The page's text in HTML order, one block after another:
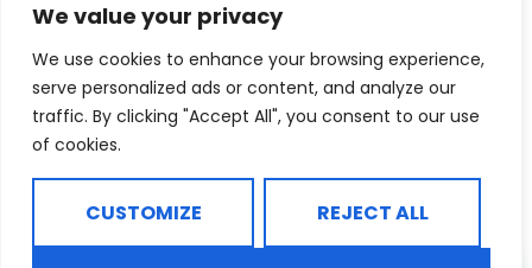
We value your privacy
We use cookies to enhance your browsing experience,
serve personalized ads or content, and analyze our
traffic. By clicking "Accept All", you consent to our use
of cookies.
CUSTOMIZE REJECT ALL